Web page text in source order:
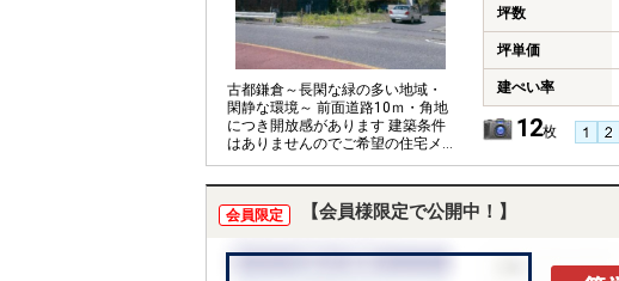
古都鎌倉～長閑な緑の多い地域・
閑静な環境～ 前面道路10ｍ・角地
につき開放感があります 建築条件
はありませんのでご希望の住宅メ
ーカー、プランでご検討いただけ
坪数
坪単価
建ぺい率
12枚
会員限定 【会員様限定で公開中！】